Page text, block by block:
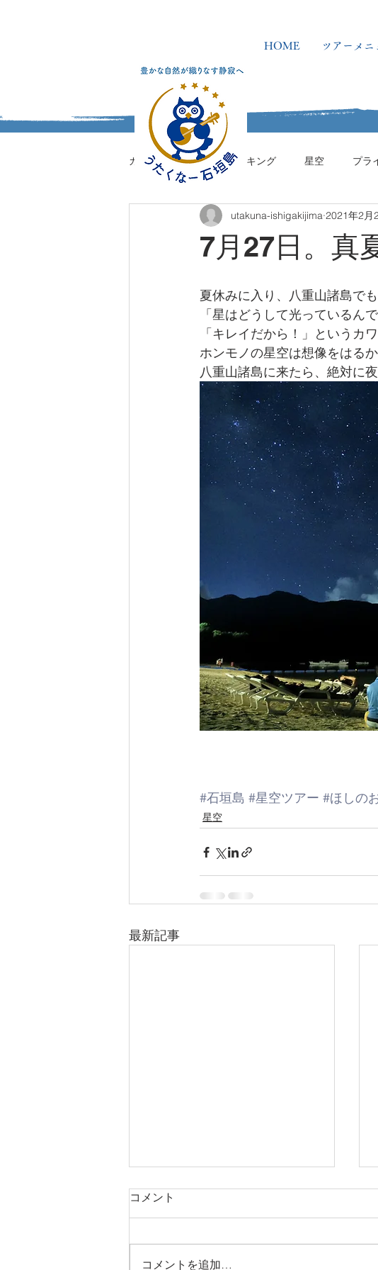
HOME ツアーメニ
カテゴリを選択 ハイキング 星空 プラ
うたくなーの学校
7月27日。真
utakuna-ishigakijima 2021年2月
夏休みに入り、八重山諸島で
「星はどうして光っているん
「キレイだから！」というカ
ホンモノの星空は想像をはる
八重山諸島に来たら、絶対に
#石垣島 #星空ツアー #ほしの
星空
最新記事
コメント
コメントを追加…